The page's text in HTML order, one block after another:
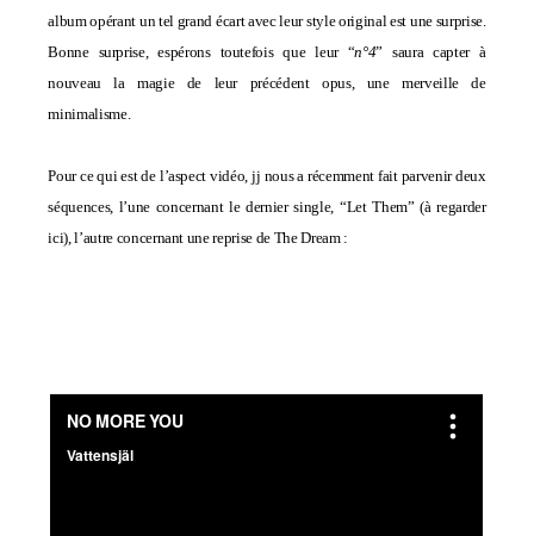
album opérant un tel grand écart avec leur style original est une surprise.
Bonne surprise, espérons toutefois que leur “n°4” saura capter à
nouveau la magie de leur précédent opus, une merveille de
minimalisme.
Pour ce qui est de l’aspect vidéo, jj nous a récemment fait parvenir deux
séquences, l’une concernant le dernier single, “Let Them” (à regarder
ici), l’autre concernant une reprise de The Dream :